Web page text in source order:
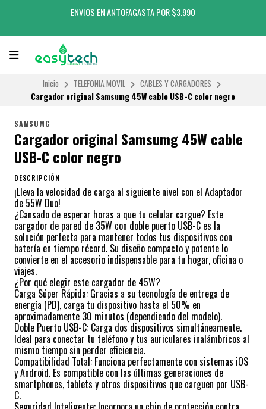
ENVIOS EN ANTOFAGASTA POR $3.990
Inicio TELEFONIA MOVIL
CABLES Y CARGADORES
Cargador original Samsumg 45W cable USB-C color negro
SAMSUMG
Cargador original Samsumg 45W cable
USB-C color negro
DESCRIPCIÓN
¡Lleva la velocidad de carga al siguiente nivel con el Adaptador
de 55W Duo!
¿Cansado de esperar horas a que tu celular cargue? Este
cargador de pared de 35W con doble puerto USB-C es la
solución perfecta para mantener todos tus dispositivos con
batería en tiempo récord. Su diseño compacto y potente lo
convierte en el accesorio indispensable para tu hogar, oficina o
viajes.
¿Por qué elegir este cargador de 45W?
Carga Súper Rápida: Gracias a su tecnología de entrega de
energía (PD), carga tu dispositivo hasta el 50% en
aproximadamente 30 minutos (dependiendo del modelo).
Doble Puerto USB-C: Carga dos dispositivos simultáneamente.
Ideal para conectar tu teléfono y tus auriculares inalámbricos al
mismo tiempo sin perder eficiencia.
Compatibilidad Total: Funciona perfectamente con sistemas iOS
y Android. Es compatible con las últimas generaciones de
smartphones, tablets y otros dispositivos que carguen por USB-
C.